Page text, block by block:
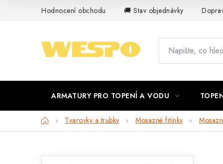
Hodnocení obchodu 🚚 Stav objednávky
ARMATURY PRO TOPENÍ A VODU
DomůTvarovky a trubky Mosazné fitinky